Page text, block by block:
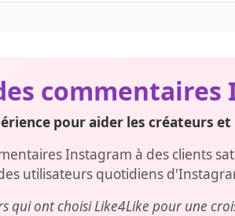
commentaires
pour aider les créateurs
Instagram à des clients
utilisateurs quotidiens
qui ont choisi Like4Like pour une